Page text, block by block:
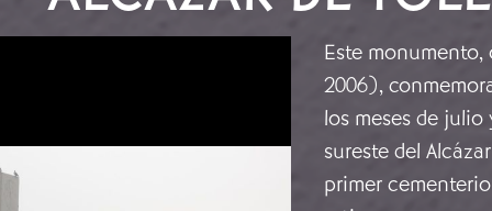
Este
2006),
los meses de
sureste del
primer